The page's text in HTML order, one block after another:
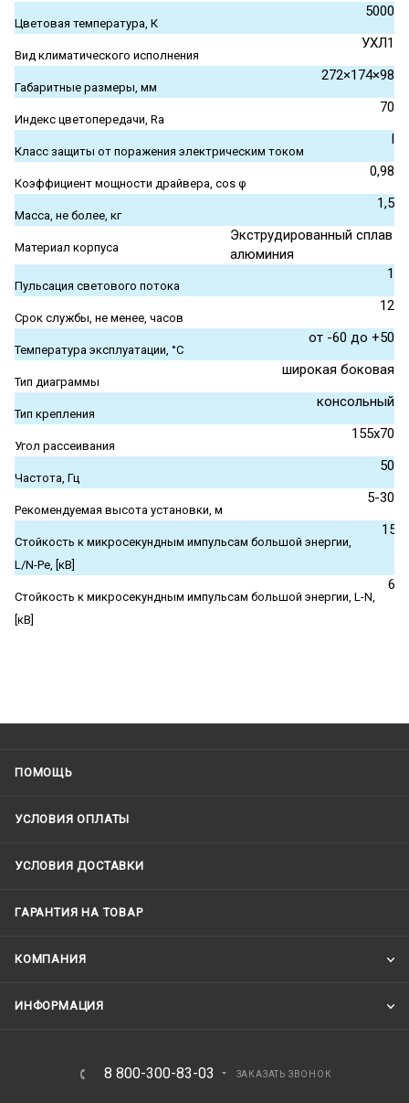
Цветовая температура, К
5000
Вид климатического исполнения
УХЛ1
Габаритные размеры, мм
272×174×98
Индекс цветопередачи, Ra
70
Класс защиты от поражения электрическим током
I
Коэффициент мощности драйвера, cos φ
0,98
Масса, не более, кг
1,5
Материал корпуса
Экструдированный сплав
алюминия
Пульсация светового потока
1
Срок службы, не менее, часов
12
Температура эксплуатации, °С
от -60 до +50
Тип диаграммы
широкая боковая
Тип крепления
консольный
Угол рассеивания
155x70
Частота, Гц
50
Рекомендуемая высота установки, м
5-30
Стойкость к микросекундным импульсам большой энергии,
L/N-Pe, [кВ]
15
Стойкость к микросекундным импульсам большой энергии, L-N,
[кВ]
6
ПОМОЩЬ
УСЛОВИЯ ОПЛАТЫ
УСЛОВИЯ ДОСТАВКИ
ГАРАНТИЯ НА ТОВАР
КОМПАНИЯ
ИНФОРМАЦИЯ
8 800-300-83-03 ЗАКАЗАТЬ ЗВОНОК